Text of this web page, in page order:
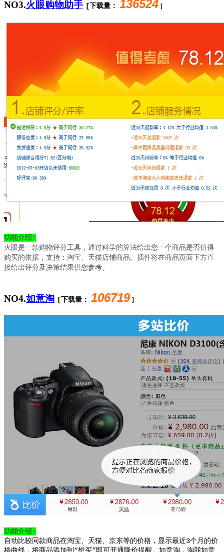
NO3.火眼购物助手 [下载量： 136524 ]
功能介绍:
火眼是一款购物评分工具，通过科学的算法给出您一个商品是否值得
购买的依据，支持：淘宝、天猫店铺商品。插件将在商品页面下方直
接给出评分及决策结果供您参考。
NO4.如意淘 [下载量： 106719 ]
功能介绍:
自动比较同款商品在淘宝、天猫、京东等的价格，显示最近3个月的价
格曲线，将商品添加到“想买”即可开通降价提醒。如意淘，淘我如意